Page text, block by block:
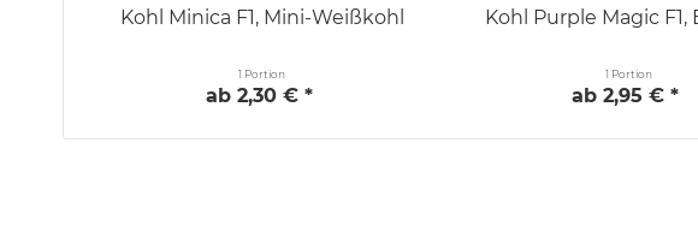
Kohl Minica F1, Mini-Weißkohl
1 Portion
ab 2,30 € *
Kohl Purple Magic F1,
1 Portion
ab 2,95 € *